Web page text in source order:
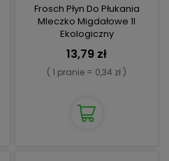
Frosch Płyn Do Płukania
Mleczko Migdałowe 1l
Ekologiczny
13,79 zł
( 1 pranie = 0,34 zł )